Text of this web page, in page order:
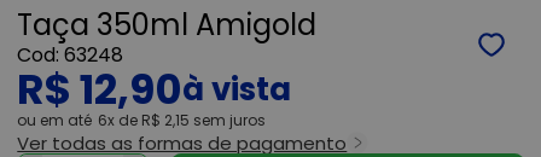
Taça 350ml Amigold
63248
R$ 12,90
ou 6x de R$ 2,15 sem juros
Ver todas as formas de pagamento